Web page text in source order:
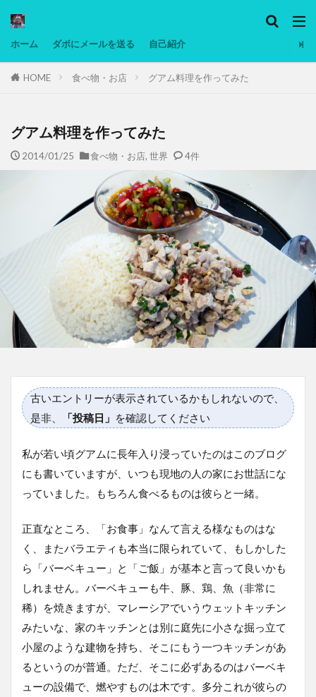
ホーム ダボにメールを送る 自己紹介
HOME 食べ物・お店 グアム料理を作ってみた
グアム料理を作ってみた
2014/01/25 食べ物・お店, 世界 4件
古いエントリーが表示されているかもしれないので、
是非、
「投稿日」 を確認してください
私が若い頃グアムに長年入り浸っていたのはこのブログ
にも書いていますが、いつも現地の人の家にお世話にな
っていました。もちろん食べるものは彼らと一緒。
正直なところ、「お食事」なんて言える様なものはな
く、またバラエティも本当に限られていて、もしかした
ら「バーベキュー」と「ご飯」が基本と言って良いかも
しれません。バーベキューも牛、豚、鶏、魚（非常に
稀）を焼きますが、マレーシアでいうウェットキッチン
みたいな、家のキッチンとは別に庭先に小さな掘っ立て
小屋のような建物を持ち、そこにもう一つキッチンがあ
るというのが普通。ただ、そこに必ずあるのはバーベキ
ューの設備で、燃やすものは木です。多分これが彼らの
タグ
マレーシア動画
ヨーグルト
動画 日本人村社会 脱水シート
検索